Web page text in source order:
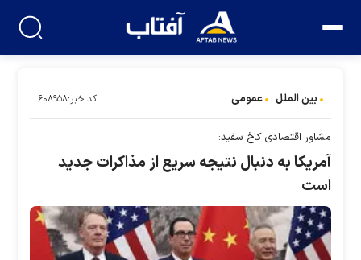
بین الملل عمومی کد خبر:۶۰۸۹۵۸
مشاور اقتصادی کاخ سفید:
آمریکا به دنبال نتیجه سریع از مذاکرات جدید
است